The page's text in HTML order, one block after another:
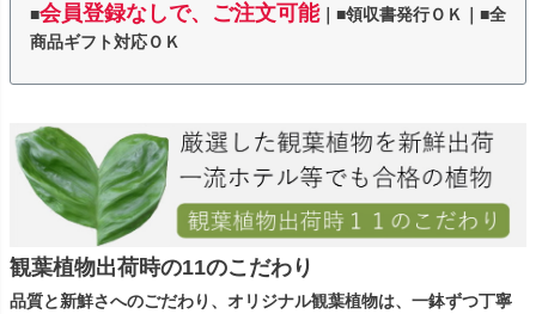
■会員登録なしで、ご注文可能｜■領収書発行ＯＫ｜■全
商品ギフト対応ＯＫ
観葉植物出荷時の11のこだわり
品質と新鮮さへのごだわり、オリジナル観葉植物は、一鉢ずつ丁寧